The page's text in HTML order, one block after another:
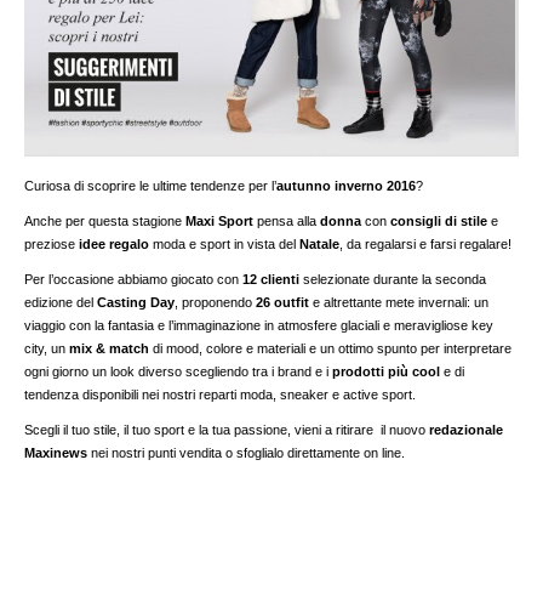
Curiosa di scoprire le ultime tendenze per l’autunno inverno 2016?
Anche per questa stagione Maxi Sport pensa alladonna conconsigli di stile e
preziose idee regalomoda e sport in vista del Natale , da regalarsi e farsi regalare!
Per l’occasione abbiamo giocato con12 clienti selezionate durante la seconda
edizione delCasting Day , proponendo26 outfit e altrettante mete invernali: un
viaggio con la fantasia e l’immaginazione in atmosfere glaciali e meravigliose key
city, unmix & matchdi mood, colore e materiali e un ottimo spunto per interpretare
ogni giorno un look diverso scegliendo tra i brand e iprodotti più cool e di
tendenza disponibili nei nostri reparti moda, sneaker e active sport.
Scegli il tuo stile, il tuo sport e la tua passione, vieni a ritirare il nuovoredazionale
Maxinews nei nostri punti vendita o sfoglialo direttamente on line.